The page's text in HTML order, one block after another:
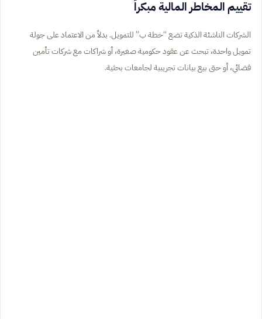
تقييم المخاطر المالية مبكراً
الشركات الناشئة الذكية تضع “خطة ب” للتمويل. بدلاً من الاعتماد على جولة
تمويل واحدة، تبحث عن عقود حكومية صغيرة، أو شراكات مع شركات تأمين
فضائي، أو حتى بيع بيانات تجريبية لجامعات بحثية.